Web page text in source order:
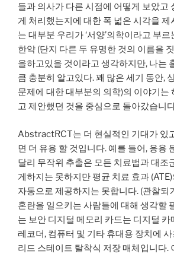
들과 의사가 다른 시점에 어떻게 보았고
게 처리했는지에 대한 폭 넓은 시각을
는 대부분 우리가 ‘서양’의학이라고 부
한약 (단지 다른 두 유명한 것의 이름을
을하고있을 것이라고 생각하지만, 나는
큼 충분히 알고있다. 꽤 많은 세기 동안,
문제에 대한 대부분의 의학)의 이야기는
고 제안했던 것을 중심으로 돌아갔습니
AbstractRCT는 더 현실적인 기대가 있
면 더 유용 할 것입니다. 예를 들어, 응용
달리 무작위 추출은 모든 치료법과 대조
게하지는 못하지만 평균 치료 효과
자동으로 제공하지는 못합니다. (관찰되
혼란을 일으키는 사람들에 대해 생각할
는 보안 디지털 메모리 카드는 디지털 카
레코더, 컴퓨터 및 기타 휴대용 장치에
리드 스테이트 탈착식 저장 매체입니다.